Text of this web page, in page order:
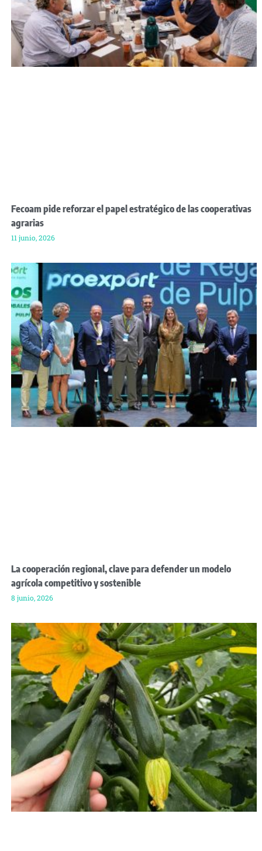
Fecoam pide reforzar el papel estratégico de las cooperativas
agrarias
11 junio, 2026
La cooperación regional, clave para defender un modelo
agrícola competitivo y sostenible
8 junio, 2026